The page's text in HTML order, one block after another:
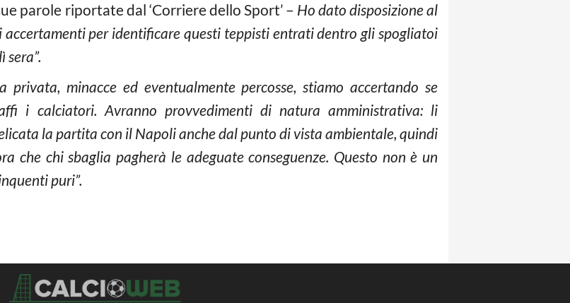
parole riportate dal ‘Corriere dello Sport’ – Ho dato disposizione al
per identificare questi teppisti entrati dentro gli spogliatoi
privata, minacce ed eventualmente percosse, stiamo accertando se
i calciatori. Avranno provvedimenti di natura amministrativa: li
la partita con il Napoli anche dal punto di vista ambientale, quindi
che chi sbaglia pagherà le adeguate conseguenze. Questo non è un
puri”.